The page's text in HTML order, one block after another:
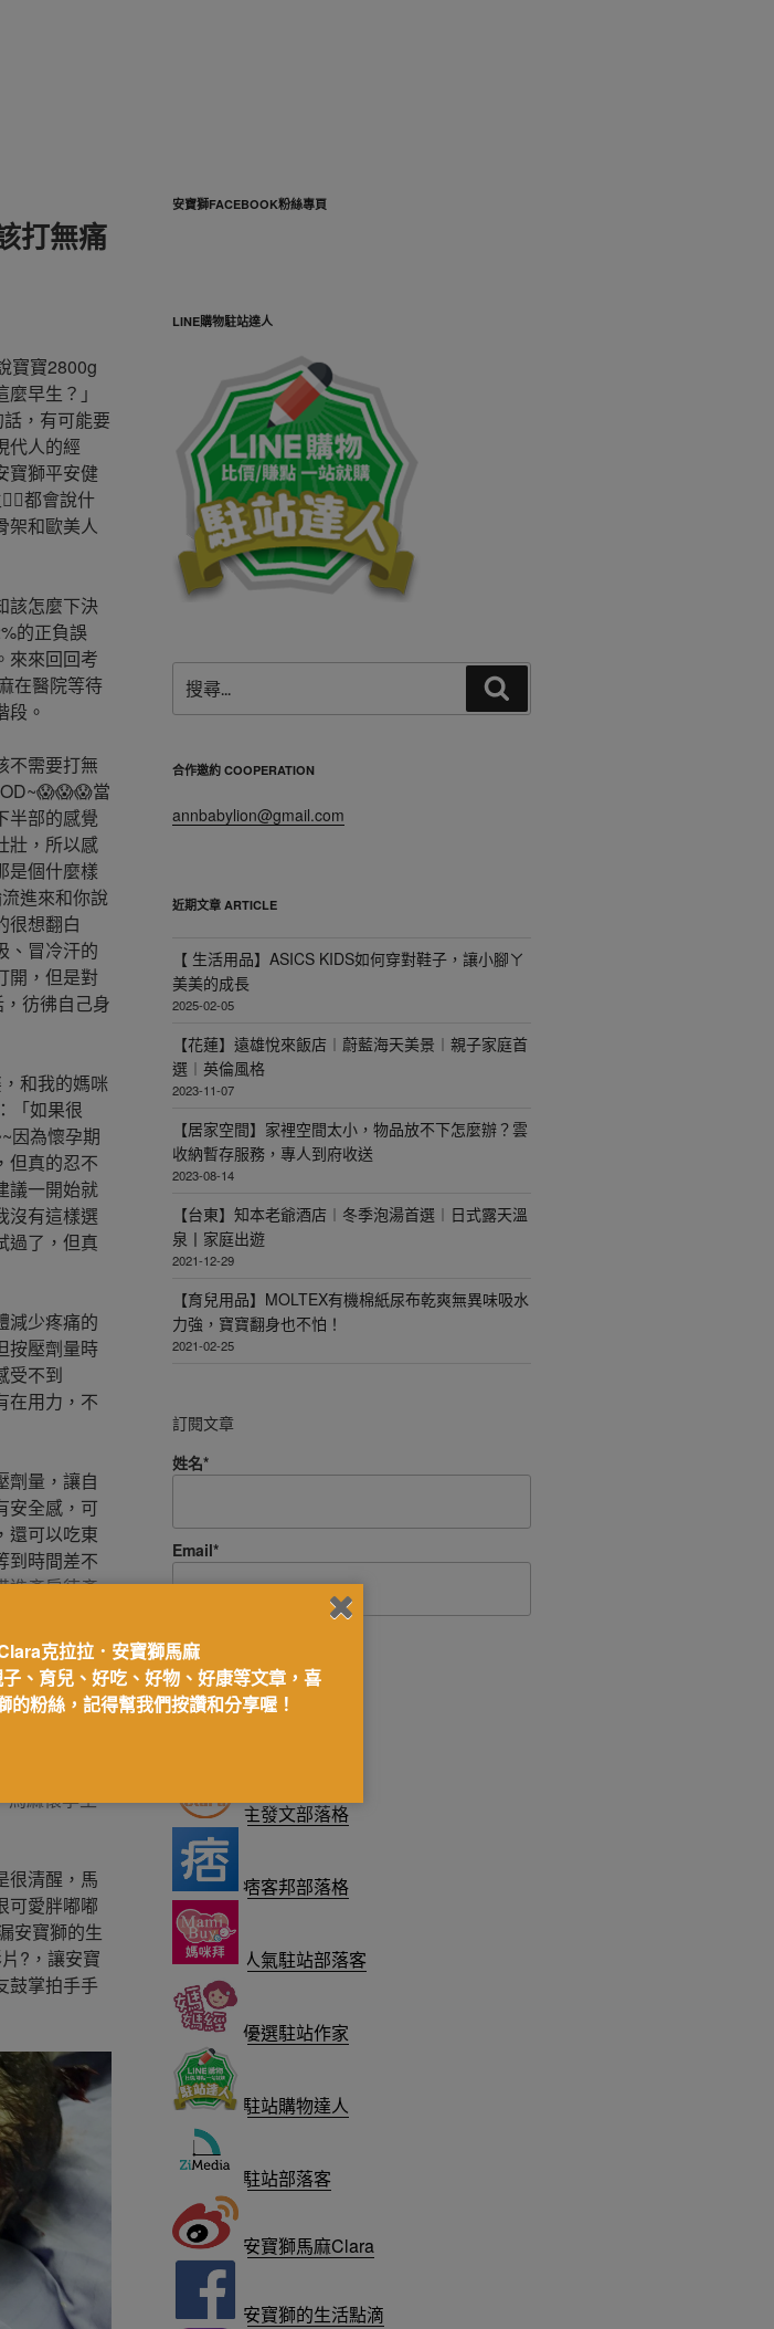
打無痛
寶寶2800g
早生？」
，有可能要
代人的經
寶獅平安健
都會說什
架和歐美人
該怎麼下決
的正負誤
來來回回考
在醫院等待
段。
不需要打無
當
半部的感覺
壯，所以感
是個什麼樣
進來和你說
很想翻白
、冒冷汗的
開，但是對
彷彿自己身
和我的媽咪
「如果很
因為懷孕期
但真的忍不
議一開始就
沒有這樣選
過了，但真
減少疼痛的
按壓劑量時
受不到
在用力，不
劑量，讓自
安全感，可
還可以吃東
到時間差不
進產房待產
真的是冷冰
的對話等待
10幾分鐘就
生護士一直
這麼大隻
馬麻懷孕生
很清醒，馬
可愛胖嘟嘟
安寶獅的生
?，讓安寶
鼓掌拍手手
安寶獅FACEBOOK粉絲專頁
LINE購物駐站達人
關
字:
尋
合作邀約 COOPERATION
annbabylion@gmail.com
近期文章 ARTICLE
【 生活用品】ASICS KIDS如何穿對鞋子，讓小腳ㄚ
美美的成長
2025-02-05
【花蓮】遠雄悅來飯店︱蔚藍海天美景︱親子家庭首
選︱英倫風格
2023-11-07
【居家空間】家裡空間太小，物品放不下怎麼辦？雲
收納暫存服務，專人到府收送
2023-08-14
【台東】知本老爺酒店︱冬季泡湯首選︱日式露天溫
泉丨家庭出遊
2021-12-29
【育兒用品】MOLTEX有機棉紙尿布乾爽無異味吸水
力強，寶寶翻身也不怕！
2021-02-25
訂閱文章
姓名*
Email*
主發文部落格
痞客邦部落格
人氣駐站部落客
優選駐站作家
駐站購物達人
駐站部落客
安寶獅馬麻Clara
安寶獅的生活點滴
克拉拉．安寶獅馬麻
、育兒、好吃、好物、好康等文章，喜
的粉絲，記得幫我們按讚和分享喔！